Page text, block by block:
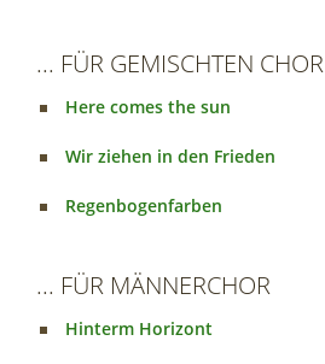
... FÜR GEMISCHTEN CHOR
Here comes the sun
Wir ziehen in den Frieden
Regenbogenfarben
... FÜR MÄNNERCHOR
Hinterm Horizont